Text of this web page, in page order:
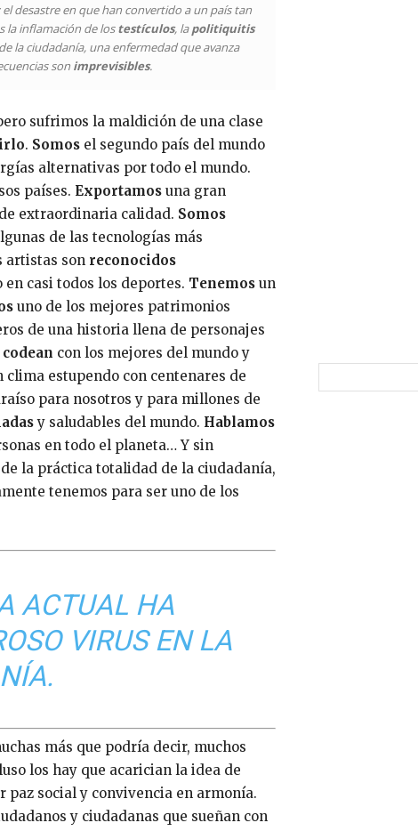
desastre en que han convertido a un país tan
la inflamación de lostestículos, lapolitiquitis
la ciudadanía, una enfermedad que avanza
son imprevisibles.
sufrimos la maldición de una clase
. Somos el segundo país del mundo
alternativas por todo el mundo.
países. Exportamos una gran
extraordinaria calidad. Somos
de las tecnologías más
artistas son reconocidos
en casi todos los deportes. Tenemos un
uno de los mejores patrimonios
de una historia llena de personajes
codean con los mejores del mundo y
clima estupendo con centenares de
para nosotros y para millones de
y saludables del mundo. Hablamos
en todo el planeta… Y sin
la práctica totalidad de la ciudadanía,
tenemos para ser uno de los
ACTUAL HA
VIRUS EN LA
más que podría decir, muchos
los hay que acarician la idea de
paz social y convivencia en armonía.
y ciudadanas que sueñan con